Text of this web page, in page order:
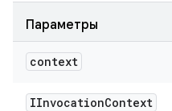
Параметры
context
IInvocationContext